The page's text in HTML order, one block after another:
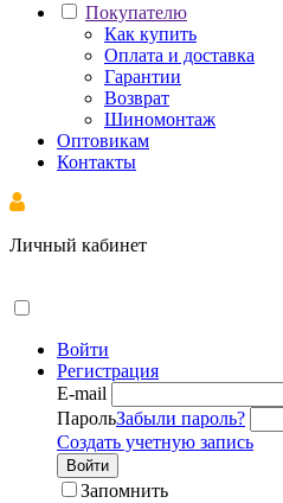
Покупателю
Как купить
Оплата и доставка
Гарантии
Возврат
Шиномонтаж
Оптовикам
Контакты
Личный кабинет
Войти
Регистрация
E-mail
ПарольЗабыли пароль?
Создать учетную запись
Войти
Запомнить